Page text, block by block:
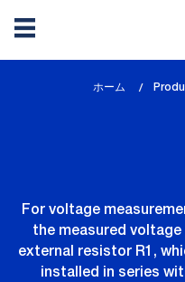
ホーム
For voltage
the measured
external resistor R1,
installed in series